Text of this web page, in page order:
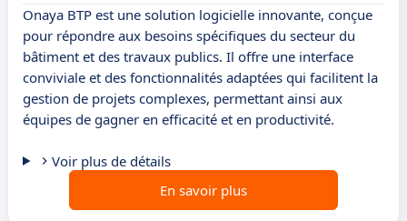
Onaya BTP est une solution logicielle innovante, conçue
pour répondre aux besoins spécifiques du secteur du
bâtiment et des travaux publics. Il offre une interface
conviviale et des fonctionnalités adaptées qui facilitent la
gestion de projets complexes, permettant ainsi aux
équipes de gagner en efficacité et en productivité.
Voir plus de détails
En savoir plus